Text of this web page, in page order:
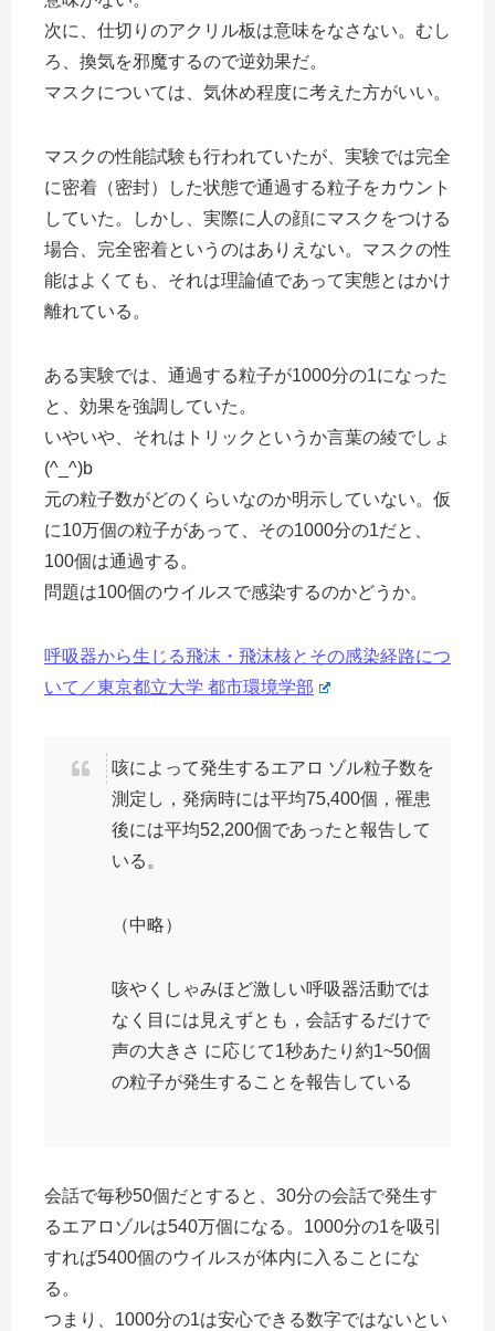
次に、仕切りのアクリル板は意味をなさない。むし
ろ、換気を邪魔するので逆効果だ。
マスクについては、気休め程度に考えた方がいい。
マスクの性能試験も行われていたが、実験では完全
に密着（密封）した状態で通過する粒子をカウント
していた。しかし、実際に人の顔にマスクをつける
場合、完全密着というのはありえない。マスクの性
能はよくても、それは理論値であって実態とはかけ
離れている。
ある実験では、通過する粒子が1000分の1になった
と、効果を強調していた。
いやいや、それはトリックというか言葉の綾でしょ
(^_^)b
元の粒子数がどのくらいなのか明示していない。仮
に10万個の粒子があって、その1000分の1だと、
100個は通過する。
問題は100個のウイルスで感染するのかどうか。
呼吸器から生じる飛沫・飛沫核とその感染経路につ
いて／東京都立大学 都市環境学部
咳によって発生するエアロ ゾル粒子数を
測定し，発病時には平均75,400個，罹患
後には平均52,200個であったと報告して
いる。
（中略）
咳やくしゃみほど激しい呼吸器活動では
なく目には見えずとも，会話するだけで
声の大きさ に応じて1秒あたり約1~50個
の粒子が発生することを報告している
会話で毎秒50個だとすると、30分の会話で発生す
るエアロゾルは540万個になる。1000分の1を吸引
すれば5400個のウイルスが体内に入ることにな
る。
つまり、1000分の1は安心できる数字ではないとい